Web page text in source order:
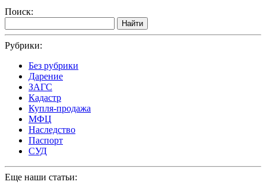
Поиск:
Найти
Рубрики:
Без рубрики
Дарение
ЗАГС
Кадастр
Купля-продажа
МФЦ
Наследство
Паспорт
СУД
Еще наши статьи: